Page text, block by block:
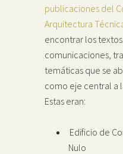
publicaciones del
Arquitectura
encontrar los
comunicaciones,
temáticas que se
como eje central a
Estas eran:
Edificio de
Nulo